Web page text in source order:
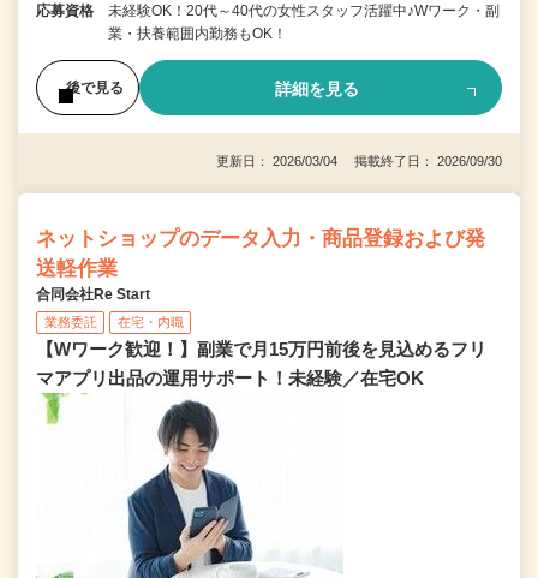
応募資格
未経験OK！20代～40代の女性スタッフ活躍中♪Wワーク・副
業・扶養範囲内勤務もOK！
後で見る 詳細を見る
更新日： 2026/03/04 掲載終了日： 2026/09/30
ネットショップのデータ入力・商品登録および発
送軽作業
合同会社Re Start
業務委託 在宅・内職
【Wワーク歓迎！】副業で月15万円前後を見込めるフリ
マアプリ出品の運用サポート！未経験／在宅OK